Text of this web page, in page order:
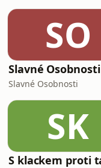
SO
Slavné Osobnosti
Slavné Osobnosti
SK